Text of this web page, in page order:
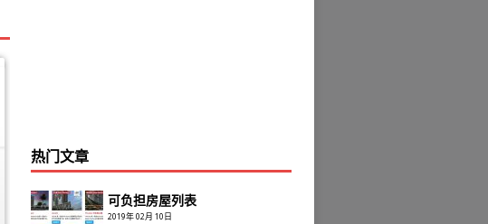
热门文章
可负担房屋列表
2019年 02月 10日